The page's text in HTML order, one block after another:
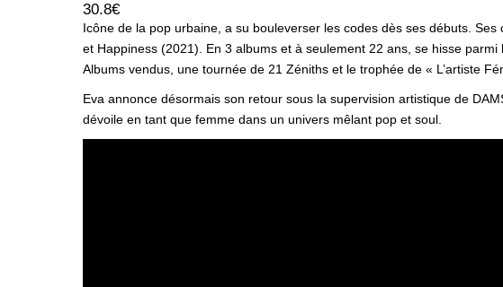
30.8€
Icône de la pop urbaine, a su bouleverser les codes dès ses débuts.
et Happiness (2021). En 3 albums et à seulement 22 ans, se hisse
Albums vendus, une tournée de 21 Zéniths et le trophée de « L’artiste
Eva annonce désormais son retour sous la supervision artistique de
dévoile en tant que femme dans un univers mêlant pop et soul.